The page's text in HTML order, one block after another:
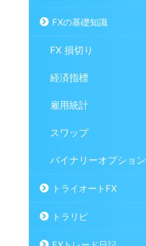
FXの基礎知識
FX 損切り
経済指標
雇用統計
スワップ
バイナリーオプション
トライオートFX
トラリピ